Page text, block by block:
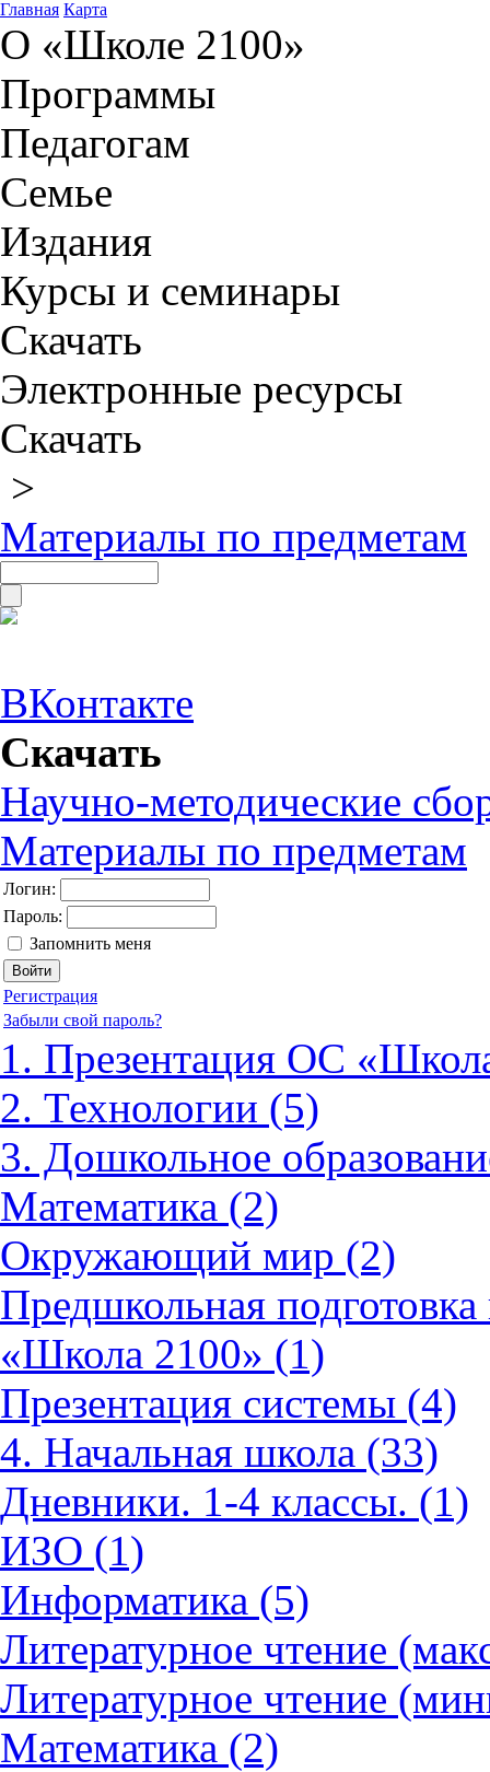
Главная Карта
О «Школе 2100»
Программы
Педагогам
Семье
Издания
Курсы и семинары
Скачать
Электронные ресурсы
Скачать
>
Материалы по предметам
ВКонтакте
Скачать
Научно-методические
Материалы по предметам
Логин:
Пароль:
Запомнить меня
Регистрация
Забыли свой пароль?
1. Презентация ОС
2. Технологии (5)
3. Дошкольное
Математика (2)
Окружающий мир (2)
Предшкольная
«Школа 2100» (1)
Презентация системы (4)
4. Начальная школа (33)
Дневники. 1-4 классы. (1)
ИЗО (1)
Информатика (5)
Литературное чтение
Литературное чтение
Математика (2)